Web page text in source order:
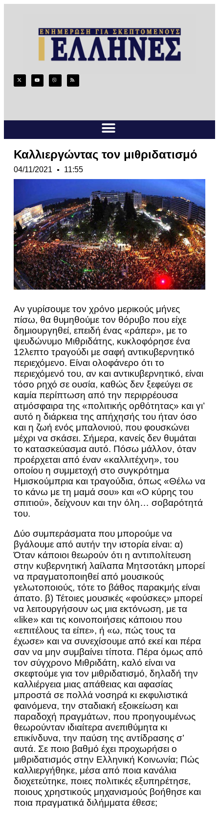
Καλλιεργώντας τον μιθριδατισμό
04/11/2021 11:55
Αν γυρίσουμε τον χρόνο μερικούς μήνες
πίσω, θα θυμηθούμε τον θόρυβο που είχε
δημιουργηθεί, επειδή ένας «ράπερ», με το
ψευδώνυμο Μιθριδάτης, κυκλοφόρησε ένα
12λεπτο τραγούδι με σαφή αντικυβερνητικό
περιεχόμενο. Είναι ολοφάνερο ότι το
περιεχόμενό του, αν και αντικυβερνητικό, είναι
τόσο ρηχό σε ουσία, καθώς δεν ξεφεύγει σε
καμία περίπτωση από την περιρρέουσα
ατμόσφαιρα της «πολιτικής ορθότητας» και γι’
αυτό η διάρκεια της απήχησής του ήταν όσο
και η ζωή ενός μπαλονιού, που φουσκώνει
μέχρι να σκάσει. Σήμερα, κανείς δεν θυμάται
το κατασκεύασμα αυτό. Πόσω μάλλον, όταν
προέρχεται από έναν «καλλιτέχνη», του
οποίου η συμμετοχή στο συγκρότημα
Ημισκούμπρια και τραγούδια, όπως «Θέλω να
το κάνω με τη μαμά σου» και «Ο κύρης του
σπιτιού», δείχνουν και την όλη… σοβαρότητά
του.
Δύο συμπεράσματα που μπορούμε να
βγάλουμε από αυτήν την ιστορία είναι: α)
Όταν κάποιοι θεωρούν ότι η αντιπολίτευση
στην κυβερνητική λαίλαπα Μητσοτάκη μπορεί
να πραγματοποιηθεί από μουσικούς
γελωτοποιούς, τότε το βάθος παρακμής είναι
άπατο. β) Τέτοιες μουσικές «φούσκες» μπορεί
να λειτουργήσουν ως μια εκτόνωση, με τα
«like» και τις κοινοποιήσεις κάποιου που
«επιτέλους τα είπε», ή «ω, πώς τους τα
έχωσε» και να συνεχίσουμε από εκεί και πέρα
σαν να μην συμβαίνει τίποτα. Πέρα όμως από
τον σύγχρονο Μιθριδάτη, καλό είναι να
σκεφτούμε για τον μιθριδατισμό, δηλαδή την
καλλιέργεια μιας απάθειας και αφασίας
μπροστά σε πολλά νοσηρά κι εκφυλιστικά
φαινόμενα, την σταδιακή εξοικείωση και
παραδοχή πραγμάτων, που προηγουμένως
θεωρούνταν ιδιαίτερα ανεπιθύμητα κι
επικίνδυνα, την παύση της αντίδρασης σ’
αυτά. Σε ποιο βαθμό έχει προχωρήσει ο
μιθριδατισμός στην Ελληνική Κοινωνία; Πώς
καλλιεργήθηκε, μέσα από ποια κανάλια
διοχετεύτηκε, ποιες πολιτικές εξυπηρέτησε,
ποιους χρηστικούς μηχανισμούς βοήθησε και
ποια πραγματικά διλήμματα έθεσε;